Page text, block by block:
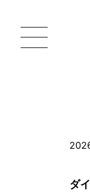
一枚板
MOKUBA
ダ